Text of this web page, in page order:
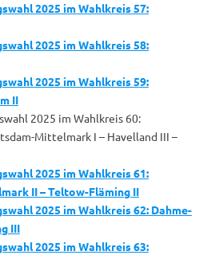
2025 im Wahlkreis 57:
2025 im Wahlkreis 58:
2025 im Wahlkreis 59:
II
2025 im Wahlkreis 60:
Mittelmark I – Havelland III –
2025 im Wahlkreis 61:
II – Teltow-Fläming II
2025 im Wahlkreis 62: Dahme-
III
2025 im Wahlkreis 63: